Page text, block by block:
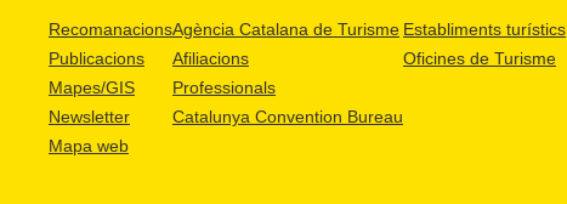
Recomanacions
Publicacions
Mapes/GIS
Newsletter
Mapa web
Agència Catalana de Turisme
Afiliacions
Professionals
Catalunya Convention Bureau
Establiments turístics
Oficines de Turisme